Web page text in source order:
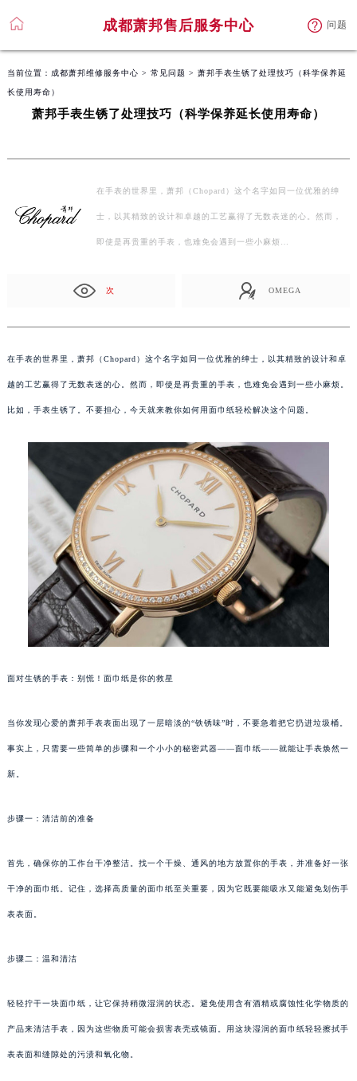
成都萧邦售后服务中心 问题
当前位置： 成都萧邦维修服务中心 > 常见问题 > 萧邦手表生锈了处理技巧（科学保养延
长使用寿命）
萧邦手表生锈了处理技巧（科学保养延长使用寿命）
在手表的世界里，萧邦（Chopard）这个名字如同一位优雅的绅
士，以其精致的设计和卓越的工艺赢得了无数表迷的心。然而，
即使是再贵重的手表，也难免会遇到一些小麻烦…
次 OMEGA
在手表的世界里，萧邦（Chopard）这个名字如同一位优雅的绅士，以其精致的设计和卓
越的工艺赢得了无数表迷的心。然而，即使是再贵重的手表，也难免会遇到一些小麻烦。
比如，手表生锈了。不要担心，今天就来教你如何用面巾纸轻松解决这个问题。
面对生锈的手表：别慌！面巾纸是你的救星
当你发现心爱的萧邦手表表面出现了一层暗淡的“铁锈味”时，不要急着把它扔进垃圾桶。
事实上，只需要一些简单的步骤和一个小小的秘密武器——面巾纸——就能让手表焕然一
新。
步骤一：清洁前的准备
首先，确保你的工作台干净整洁。找一个干燥、通风的地方放置你的手表，并准备好一张
干净的面巾纸。记住，选择高质量的面巾纸至关重要，因为它既要能吸水又能避免划伤手
表表面。
步骤二：温和清洁
轻轻拧干一块面巾纸，让它保持稍微湿润的状态。避免使用含有酒精或腐蚀性化学物质的
产品来清洁手表，因为这些物质可能会损害表壳或镜面。用这块湿润的面巾纸轻轻擦拭手
表表面和缝隙处的污渍和氧化物。